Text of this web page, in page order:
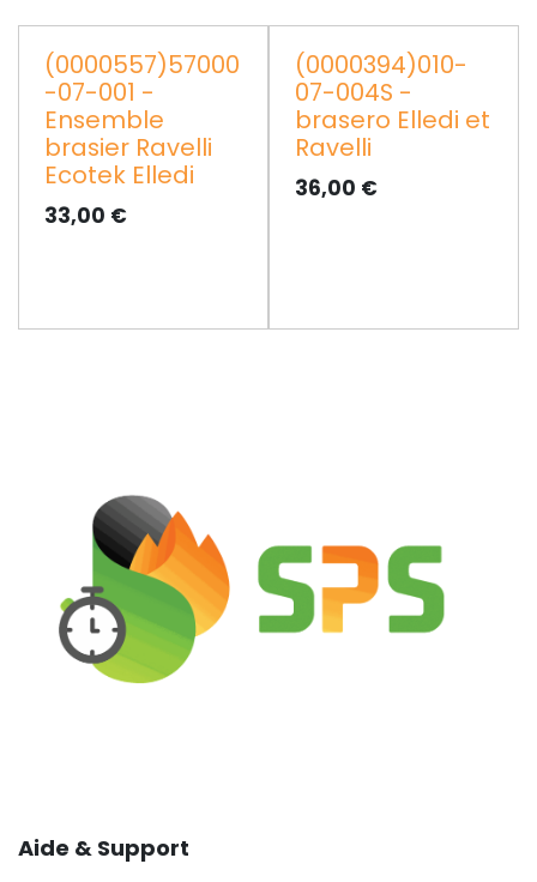
PROMO
(0000557)57000
-07-001 -
Ensemble
brasier Ravelli
Ecotek Elledi
33,00 €
PROMO
(0000394)010-
07-004S -
brasero Elledi et
Ravelli
36,00 €
Aide & Support